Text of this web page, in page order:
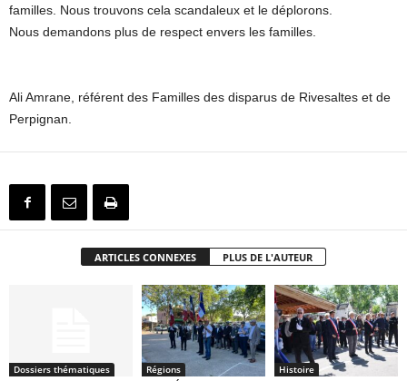
familles. Nous trouvons cela scandaleux et le déplorons.
Nous demandons plus de respect envers les familles.
Ali Amrane, référent des Familles des disparus de Rivesaltes et de
Perpignan.
ARTICLES CONNEXES PLUS DE L'AUTEUR
Dossiers thématiques Régions Histoire